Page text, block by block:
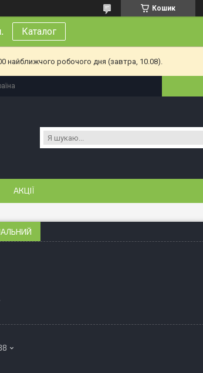
Кошик
Каталог
найближчого робочого дня (завтра, 10.08).
АКЦІЇ